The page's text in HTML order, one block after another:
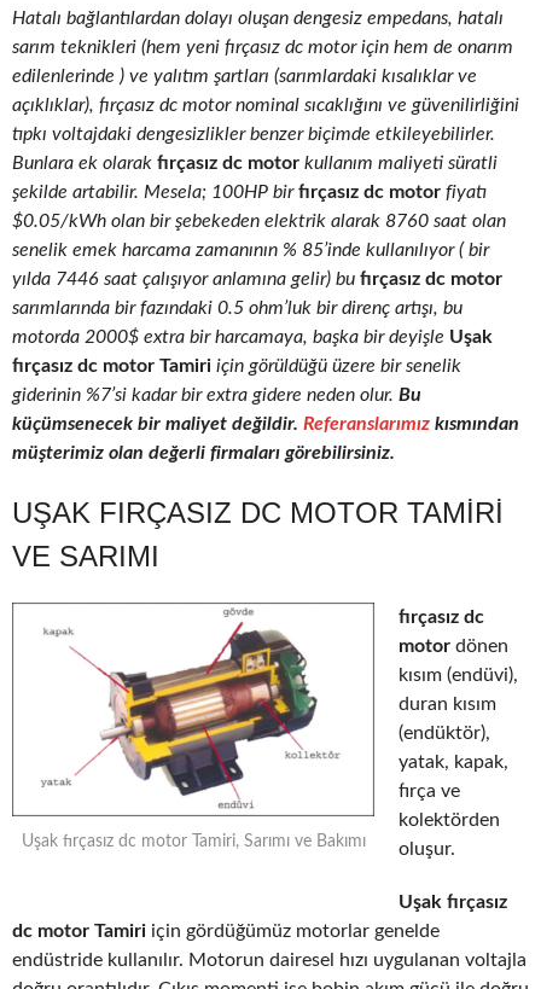
Hatalı bağlantılardan dolayı oluşan dengesiz empedans, hatalı
sarım teknikleri (hem yeni fırçasız dc motor için hem de onarım
edilenlerinde ) ve yalıtım şartları (sarımlardaki kısalıklar ve
açıklıklar), fırçasız dc motor nominal sıcaklığını ve güvenilirliğini
tıpkı voltajdaki dengesizlikler benzer biçimde etkileyebilirler.
Bunlara ek olarak fırçasız dc motor kullanım maliyeti süratli
şekilde artabilir. Mesela; 100HP birfırçasız dc motor fiyatı
$0.05/kWh olan bir şebekeden elektrik alarak 8760 saat olan
senelik emek harcama zamanının % 85’inde kullanılıyor ( bir
yılda 7446 saat çalışıyor anlamına gelir) bu fırçasız dc motor
sarımlarında bir fazındaki 0.5 ohm’luk bir direnç artışı, bu
motorda 2000$ extra bir harcamaya, başka bir deyişle Uşak
fırçasız dc motor Tamiri için görüldüğü üzere bir senelik
giderinin %7’si kadar bir extra gidere neden olur. Bu
küçümsenecek bir maliyet değildir. Referanslarımız kısmından
müşterimiz olan değerli firmaları görebilirsiniz.
UŞAK FIRÇASIZ DC MOTOR TAMIRI
VE SARIMI
Uşak fırçasız dc motor Tamiri, Sarımı ve Bakımı
fırçasız dc
motor dönen
kısım (endüvi),
duran kısım
(endüktör),
yatak, kapak,
fırça ve
kolektörden
oluşur.
Uşak fırçasız
dc motor Tamiri için gördüğümüz motorlar genelde
endüstride kullanılır. Motorun dairesel hızı uygulanan voltajla